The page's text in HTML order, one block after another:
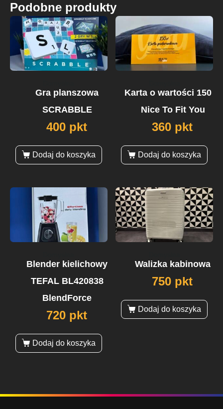
Podobne produkty
Gra planszowa
SCRABBLE
400 pkt
Dodaj do koszyka
Karta o wartości 150 zł
Nice To Fit You
360 pkt
Dodaj do koszyka
Blender kielichowy
TEFAL BL420838
BlendForce
720 pkt
Dodaj do koszyka
Walizka kabinowa
750 pkt
Dodaj do koszyka